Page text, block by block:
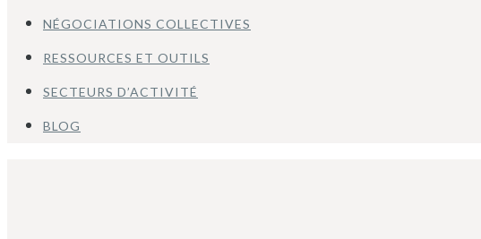
NÉGOCIATIONS COLLECTIVES
RESSOURCES ET OUTILS
SECTEURS D’ACTIVITÉ
BLOG